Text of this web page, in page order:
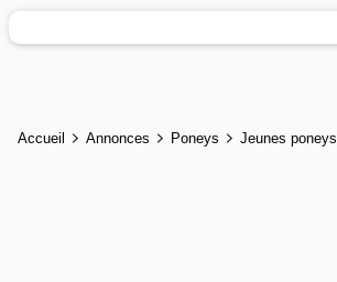
Accueil Annonces Poneys Jeunes poneys